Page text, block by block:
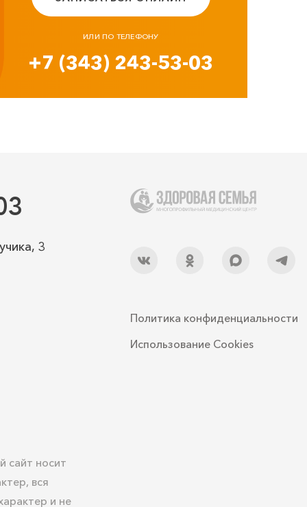
ИЛИ ПО ТЕЛЕФОНУ
+7 (343) 243-53-03
3
Политика конфиденциальности
Использование Cookies
сайт носит
вся
и не